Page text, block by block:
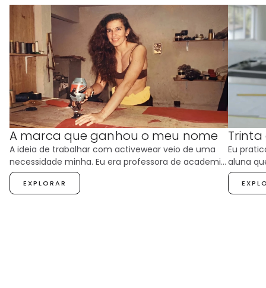
A marca que ganhou o meu nome
A ideia de trabalhar com activewear veio de uma
necessidade minha. Eu era professora de academia
— dava aula de musculação e de ginástica…
EXPLORAR
Eu
aluna